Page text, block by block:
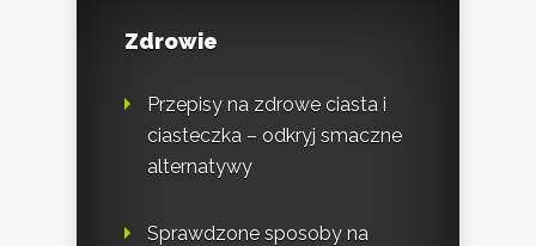
Zdrowie
Przepisy na zdrowe ciasta i
ciasteczka – odkryj smaczne
alternatywy
Sprawdzone sposoby na